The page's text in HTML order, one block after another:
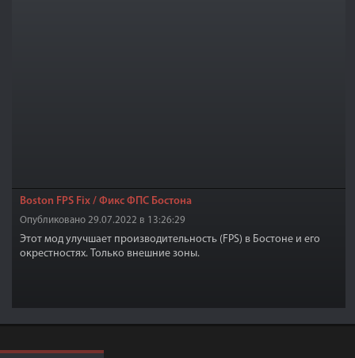
Boston FPS Fix / Фикс ФПС Бостона
Опубликовано 29.07.2022 в 13:26:29
Этот мод улучшает производительность (FPS) в Бостоне и его
окрестностях. Только внешние зоны.